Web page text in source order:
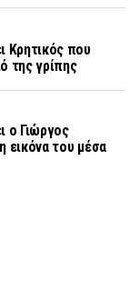
Κρητικός που
της γρίπης
ο Γιώργος
εικόνα του μέσα